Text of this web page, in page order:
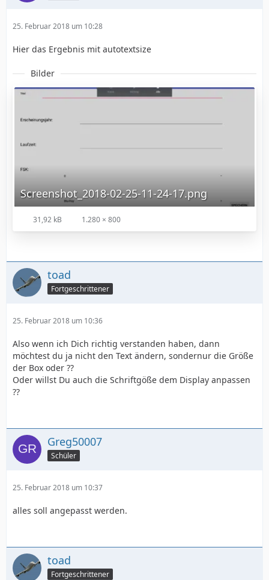
25. Februar 2018 um 10:28
Hier das Ergebnis mit autotextsize
Bilder
Screenshot_2018-02-25-11-24-17.png
31,92 kB 1.280 × 800
toad
Fortgeschrittener
25. Februar 2018 um 10:36
Also wenn ich Dich richtig verstanden haben, dann
möchtest du ja nicht den Text ändern, sondernur die Größe
der Box oder ??
Oder willst Du auch die Schriftgöße dem Display anpassen
??
Greg50007
Schüler
25. Februar 2018 um 10:37
alles soll angepasst werden.
toad
Fortgeschrittener